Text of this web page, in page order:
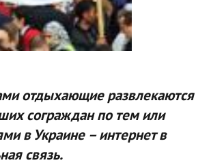
отдыхающие развлекаются
сограждан по тем или
в Украине – интернет в
связь.